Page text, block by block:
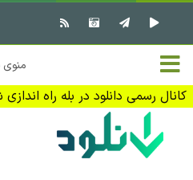
خانه
تماس با ما
تبلیغات
کانال رسمی دانلود در بله راه
✖ بستن منو
نرم افزار کامپیوتر
بازی کامپیوتر